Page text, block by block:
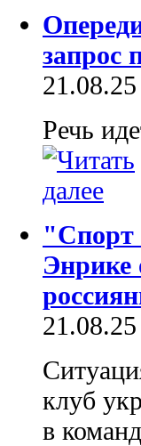
запрос
Речь
"Спорт
Энрике
клуб
в